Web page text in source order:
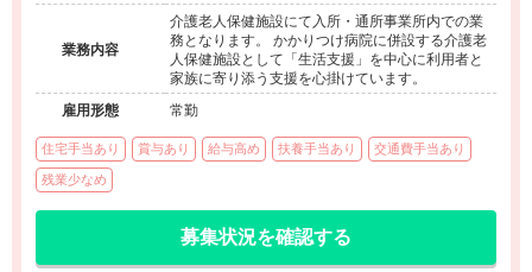
業務内容
介護老人保健施設にて入所・通所事業所内での業
務となります。 かかりつけ病院に併設する介護老
人保健施設として「生活支援」を中心に利用者と
家族に寄り添う支援を心掛けています。
雇用形態
常勤
住宅手当あり 賞与あり 給与高め 扶養手当あり 交通費手当あり
残業少なめ
募集状況を確認する